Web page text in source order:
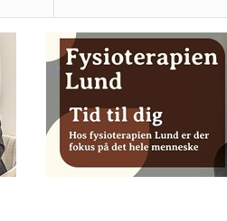
gennem home Hobro